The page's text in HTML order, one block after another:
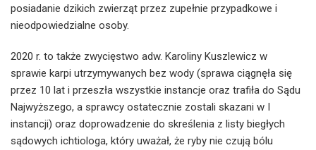
posiadanie dzikich zwierząt przez zupełnie przypadkowe i
nieodpowiedzialne osoby.
2020 r. to także zwycięstwo adw. Karoliny Kuszlewicz w
sprawie karpi utrzymywanych bez wody (sprawa ciągnęła się
przez 10 lat i przeszła wszystkie instancje oraz trafiła do Sądu
Najwyższego, a sprawcy ostatecznie zostali skazani w I
instancji) oraz doprowadzenie do skreślenia z listy biegłych
sądowych ichtiologa, który uważał, że ryby nie czują bólu